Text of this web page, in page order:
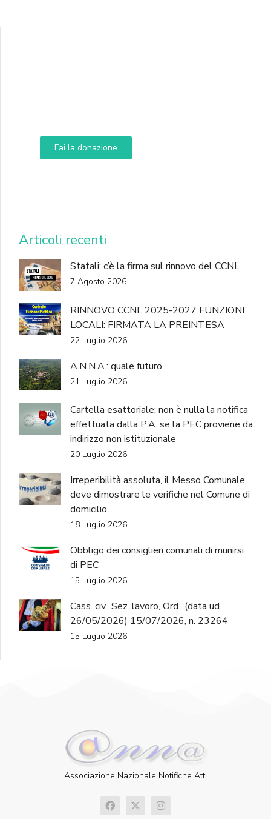
Fai la donazione
DONA
Articoli recenti
Statali: c’è la firma sul rinnovo del CCNL
7 Agosto 2026
RINNOVO CCNL 2025-2027 FUNZIONI
LOCALI: FIRMATA LA PREINTESA
22 Luglio 2026
A.N.N.A.: quale futuro
21 Luglio 2026
Cartella esattoriale: non è nulla la notifica
effettuata dalla P.A. se la PEC proviene da
indirizzo non istituzionale
20 Luglio 2026
Irreperibilità assoluta, il Messo Comunale
deve dimostrare le verifiche nel Comune di
domicilio
18 Luglio 2026
Obbligo dei consiglieri comunali di munirsi
di PEC
15 Luglio 2026
Cass. civ., Sez. lavoro, Ord., (data ud.
26/05/2026) 15/07/2026, n. 23264
15 Luglio 2026
Associazione Nazionale Notifiche Atti